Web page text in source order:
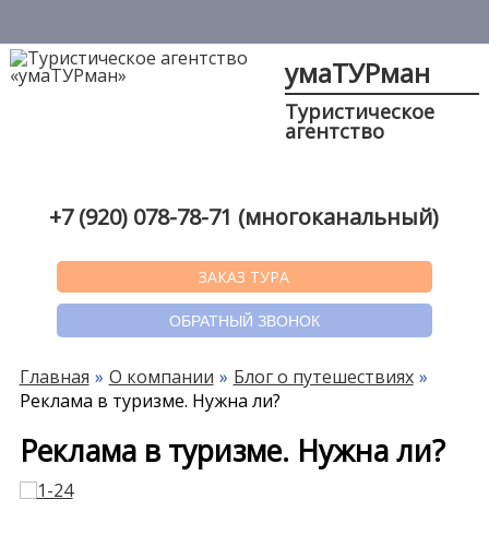
умаТУРман
Туристическое
агентство
ЗАКАЗ ТУРА
ОБРАТНЫЙ ЗВОНОК
+7 (920) 078-78-71 (многоканальный)
Главная О компании
Блог о путешествиях
Реклама в туризме. Нужна ли?
Реклама в туризме. Нужна ли?